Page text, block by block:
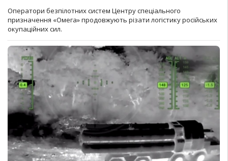
Оператори безпілотних систем Центру спеціального
призначення «Омега» продовжують різати логістику російських
окупаційних сил.